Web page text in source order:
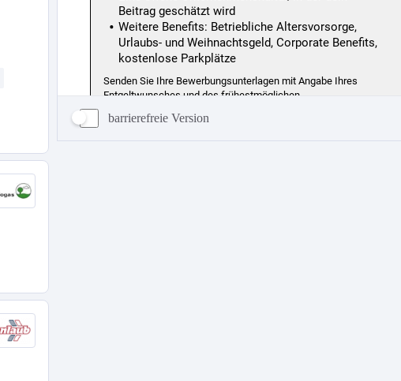
barrierefreie Version